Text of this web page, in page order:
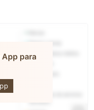
App para